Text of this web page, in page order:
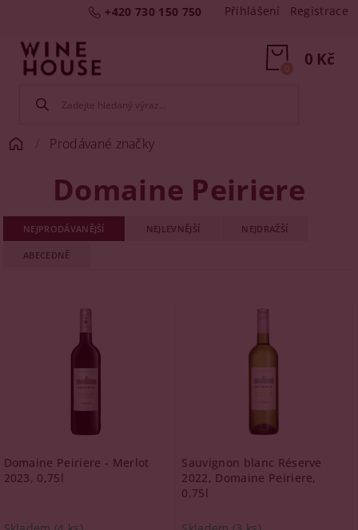
+420 730 150 750 Přihlášení Registrace
0 Kč
0
Prodávané značky
Domaine Peiriere
NEJPRODÁVANĚJŠÍ NEJLEVNĚJŠÍ NEJDRAŽŠÍ
ABECEDNĚ
Domaine Peiriere - Merlot
2023, 0,75l
Sauvignon blanc Réserve
2022, Domaine Peiriere,
0,75l